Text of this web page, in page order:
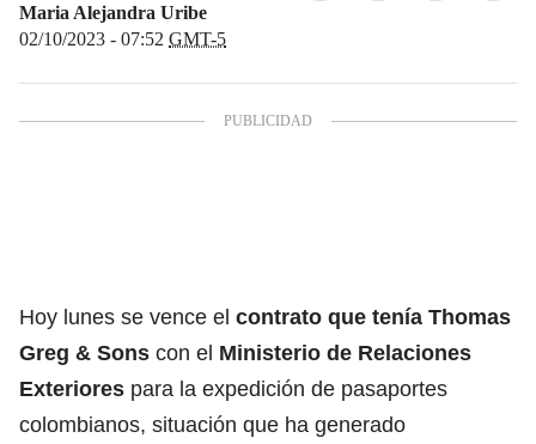
Maria Alejandra Uribe
02/10/2023 - 07:52 GMT-5
Hoy lunes se vence el contrato que tenía Thomas
Greg & Sons con el Ministerio de Relaciones
Exteriores para la expedición de pasaportes
colombianos, situación que ha generado